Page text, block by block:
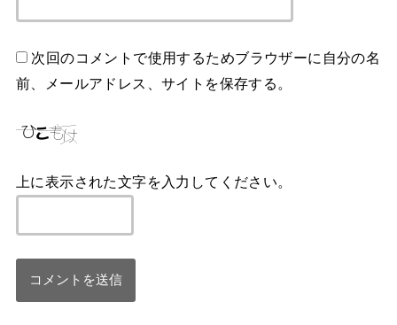
次回のコメントで使用するためブラウザーに自分の名
前、メールアドレス、サイトを保存する。
上に表示された文字を入力してください。